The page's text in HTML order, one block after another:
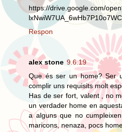
https://drive.google.com/
Respon
alex stone 9.6.19
Que és ser un home? Ser
complir uns requisits molt
Has de ser fort, valent , no
un verdader home en
a alguns que no
maricons, nenaza, pocs